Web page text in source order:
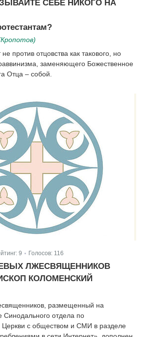
СЕБЕ НИКОГО НА
против отцовства как такового, но
заменяющего Божественное
Отца – собой.
9 Голосов: 116
ЛЖЕСВЯЩЕННИКОВ
КОЛОМЕНСКИЙ
размещенный на
отдела по
с обществом и СМИ в разделе